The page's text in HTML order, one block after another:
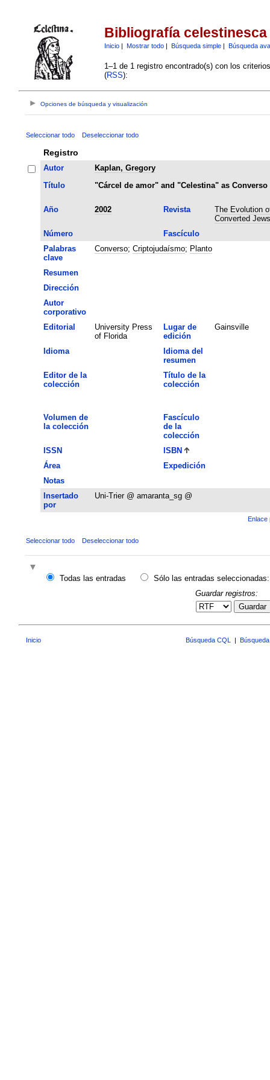
Bibliografía celestinesca
Inicio| Mostrar todo| Búsqueda simple| Búsqueda
1–1 de 1 registro encontrado(s) con los
(RSS):
Opciones de búsqueda y visualización
Seleccionar todo Deseleccionar todo
Registro
Autor
Kaplan, Gregory
Título
"Cárcel de amor" and "Celestina" as Converso
Año 2002 Revista
The Evolution
Converted
Número
Fascículo
Palabras
clave
Converso; Criptojudaísmo; Planto
Resumen
Dirección
Autor
corporativo
Editorial
University Press
of Florida
Lugar de
edición
Gainsville
Idioma
Idioma del
resumen
Editor de la
colección
Título de la
colección
Volumen de
la colección
Fascículo
de la
colección
ISSN
ISBN
Área
Expedición
Notas
Insertado
por
Uni-Trier @ amaranta_sg @
Enlace
Seleccionar todo Deseleccionar todo
Todas las entradas
Sólo las entradas seleccionadas:
Guardar registros:
Guardar
Inicio Búsqueda CQL